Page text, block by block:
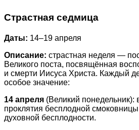
Страстная седмица
Даты: 14–19 апреля
Описание: страстная неделя —
Великого поста, посвящённая
и смерти Иисуса Христа. Каждый
особое значение:
14 апреля (Великий понедельник):
проклятия бесплодной
духовной бесплодности.